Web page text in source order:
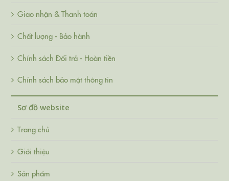
Giao nhận & Thanh toán
Chất lượng - Bảo hành
Chính sách Đổi trả - Hoàn tiền
Chính sách bảo mật thông tin
Sơ đồ website
Trang chủ
Giới thiệu
Sản phẩm